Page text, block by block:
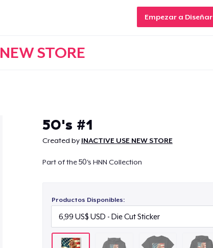
Empezar a Diseñar
STORE
50's #1
Created by INACTIVE USE NEW STORE
Part of the 50's HNN Collection
Productos Disponibles: